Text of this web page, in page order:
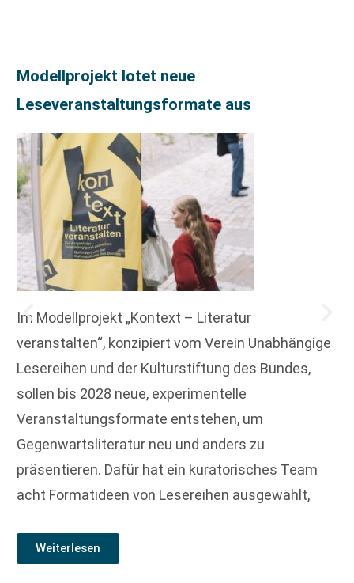
Modellprojekt lotet neue
Leseveranstaltungsformate aus
Im Modellprojekt „Kontext – Literatur
veranstalten“, konzipiert vom Verein Unabhängige
Lesereihen und der Kulturstiftung des Bundes,
sollen bis 2028 neue, experimentelle
Veranstaltungsformate entstehen, um
Gegenwartsliteratur neu und anders zu
präsentieren. Dafür hat ein kuratorisches Team
acht Formatideen von Lesereihen ausgewählt,
Weiterlesen